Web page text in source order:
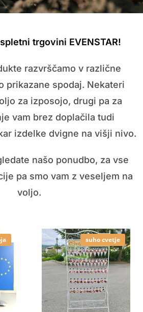
trgovini EVENSTAR!
razvrščamo v različne
prikazane spodaj. Nekateri
za izposojo, drugi pa za
vam brez doplačila tudi
izdelke dvigne na višji nivo.
našo ponudbo, za vse
pa smo vam z veseljem na
voljo.
suho cvetje